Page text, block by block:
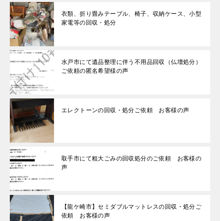
衣類、折り畳みテーブル、椅子、収納ケース、小型
家電等の回収・処分
水戸市にて遺品整理に伴う不用品回収（仏壇処分）
ご依頼の匿名希望様の声
エレクトーンの回収・処分ご依頼 お客様の声
取手市にて粗大ごみの回収処分のご依頼 お客様の
声
【龍ケ崎市】セミダブルマットレスの回収・処分ご
依頼 お客様の声